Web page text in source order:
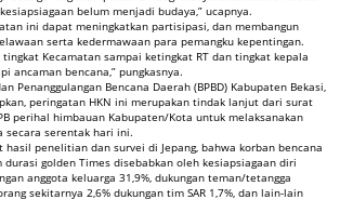
belum menjadi budaya,” ucapnya.
ini dapat meningkatkan partisipasi, dan membangun
serta kedermawaan para pemangku kepentingan.
Kecamatan sampai ketingkat RT dan tingkat kepala
ancaman bencana,” pungkasnya.
Penanggulangan Bencana Daerah (BPBD) Kabupaten Bekasi,
peringatan HKN ini merupakan tindak lanjut dari surat
perihal himbauan Kabupaten/Kota untuk melaksanakan
secara serentak hari ini.
hasil penelitian dan survei di Jepang, bahwa korban bencana
golden Times disebabkan oleh kesiapsiagaan diri
anggota keluarga 31,9%, dukungan teman/tetangga
sekitarnya 2,6% dukungan tim SAR 1,7%, dan lain-lain